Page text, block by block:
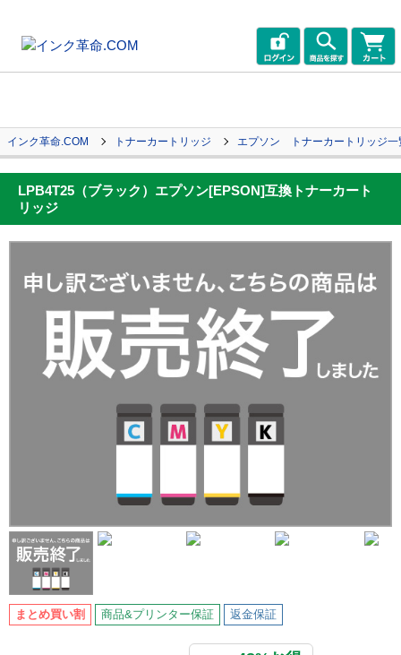
インク革命.COM トナーカートリッジ エプソン トナーカートリッジ一
LPB4T25（ブラック）エプソン[EPSON]互換トナーカート
リッジ
まとめ買い割 商品&プリンター保証 返金保証